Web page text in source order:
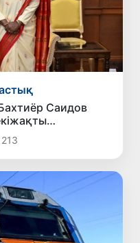
Саидов